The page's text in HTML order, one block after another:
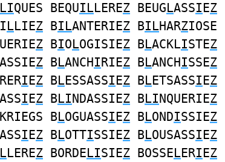
LIQUES BEQUILLEREZ BEUGLASSIEZ
LLIEZ BILANTERIEZ BILHARZIOSE
Z BIOLOGISIEZ BLACKLISTEZ
Z BLANCHIRIEZ BLANCHISSEZ
IEZ BLESSASSIEZ BLETSASSIEZ
IEZ BLINDASSIEZ BLINQUERIEZ
KRIEGS BLOGUASSIEZ BLONDISSIEZ
IEZ BLOTTISSIEZ BLOUSASSIEZ
LLEREZ BORDELISIEZ BOSSELERIEZ